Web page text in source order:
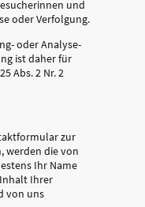
und
oder Verfolgung.
oder Analyse-
ist daher für
Abs. 2 Nr. 2
zur
werden die von
Ihr Name
Ihrer
von uns